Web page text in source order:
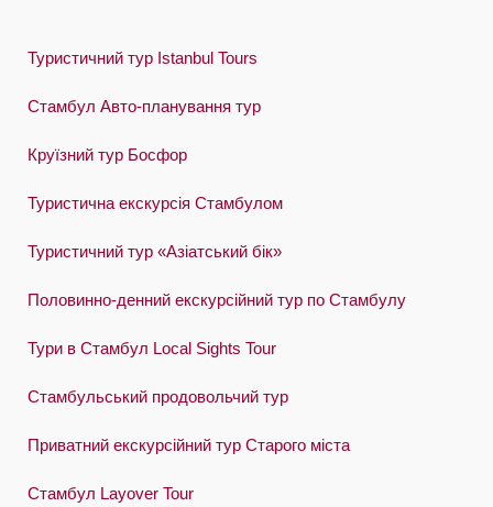
Туристичний тур Istanbul Tours
Стамбул Авто-планування тур
Круїзний тур Босфор
Туристична екскурсія Стамбулом
Туристичний тур «Азіатський бік»
Половинно-денний екскурсійний тур по Стамбулу
Тури в Стамбул Local Sights Tour
Стамбульський продовольчий тур
Приватний екскурсійний тур Старого міста
Стамбул Layover Tour